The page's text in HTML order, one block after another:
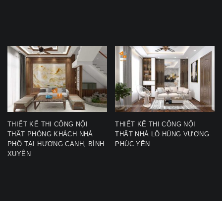
THIẾT KẾ THI CÔNG NỘI
THẤT PHÒNG KHÁCH NHÀ
PHỐ TẠI HƯƠNG CANH, BÌNH
XUYÊN
THIẾT KẾ THI CÔNG NỘI
THẤT NHÀ LÔ HÙNG VƯƠNG
PHÚC YÊN